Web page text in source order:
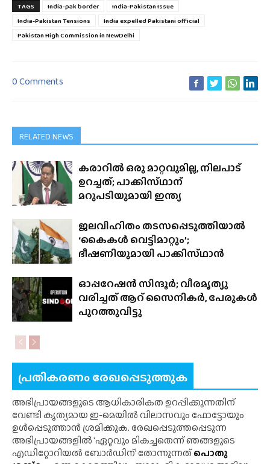
TAGS India-pak border
India-Pakistan Issue
India-Pakistan Tensions
India expelled Pakistani official
Pakistan High Commission in NewDelhi
0 Comments
RELATED NEWS
കരാറിൽ ഒരു മാറ്റവുമില്ല, നിലപാട്
ഉറച്ചത്; പാക്കിസ്‌ഥാന്
മറുപടിയുമായി ഇന്ത്യ
ജലവിഹിതം തടസപ്പെടുത്തിയാൽ
‘കൈകൾ വെട്ടിമാറ്റും’;
ഭീഷണിയുമായി പാക്കിസ്‌ഥാൻ
ഓപ്പറേഷൻ സിന്ദൂർ; വീരമൃത്യു
വരിച്ചത് ആറ് സൈനികർ, പേരുകൾ
പുറത്തുവിട്ടു
പ്രതികരണം രേഖപ്പെടുത്തുക
അഭിപ്രായങ്ങളുടെ ആധികാരികത ഉറപ്പിക്കുന്നതിന്
വേണ്ടി കൃത്യമായ ഇ-മെയിൽ വിലാസവും ഫോട്ടോയും
ഉൾപ്പെടുത്താൻ ശ്രമിക്കുക. രേഖപ്പെടുത്തപ്പെടുന്ന
അഭിപ്രായങ്ങളിൽ 'ഏറ്റവും മികച്ചതെന്ന് ഞങ്ങളുടെ
എഡിറ്റോറിയൽ ബോർഡിന്' തോന്നുന്നത്പൊതു